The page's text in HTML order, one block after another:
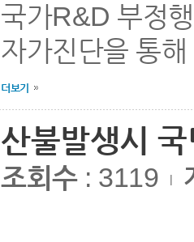
국가R&D 부정
자가진단을 통
더보기
산불발생시
조회수: 3119 |